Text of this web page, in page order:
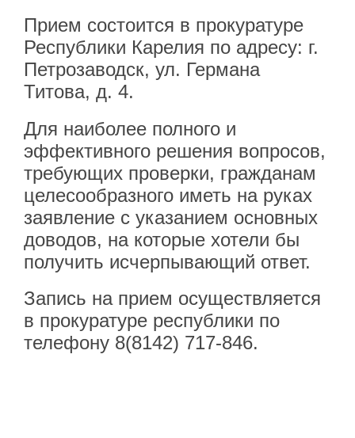
Прием состоится в прокуратуре
Республики Карелия по адресу: г.
Петрозаводск, ул. Германа
Титова, д. 4.
Для наиболее полного и
эффективного решения вопросов,
требующих проверки, гражданам
целесообразного иметь на руках
заявление с указанием основных
доводов, на которые хотели бы
получить исчерпывающий ответ.
Запись на прием осуществляется
в прокуратуре республики по
телефону 8(8142) 717-846.